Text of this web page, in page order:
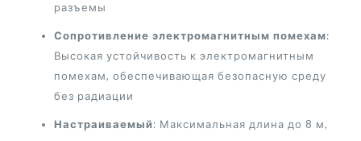
разъемы
Сопротивление электромагнитным помехам:
Высокая устойчивость к электромагнитным
помехам, обеспечивающая безопасную среду
без радиации
Настраиваемый: Максимальная длина до 8 м,